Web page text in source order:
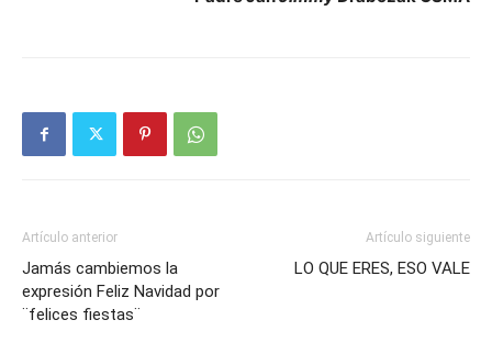
Artículo anterior
Jamás cambiemos la
expresión Feliz Navidad por
¨felices fiestas¨
Artículo siguiente
LO QUE ERES, ESO VALE